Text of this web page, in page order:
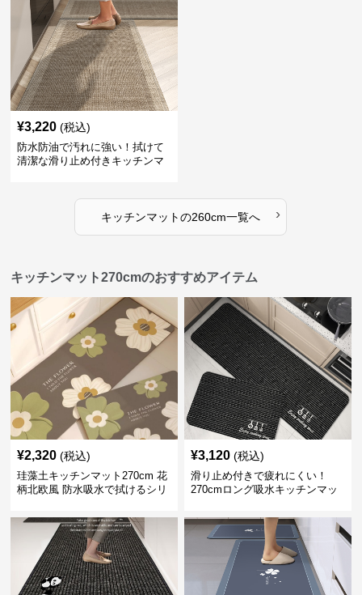
¥3,220 (税込)
防水防油で汚れに強い！拭けて
清潔な滑り止め付きキッチンマ
キッチンマットの260cm一覧へ ›
キッチンマット270cmのおすすめアイテム
¥2,320 (税込)
珪藻土キッチンマット270cm 花
柄北欧風 防水吸水で拭けるシリ
¥3,120 (税込)
滑り止め付きで疲れにくい！
270cmロング吸水キッチンマッ